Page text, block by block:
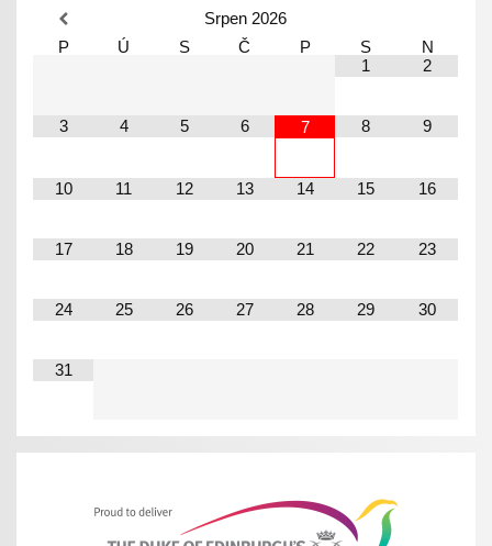
Srpen 2026
P
Ú S Č P S
N
1
2
3 4 5 6 7 8 9
10 11 12 13 14 15 16
17 18 19 20 21 22 23
24 25 26 27 28 29 30
31